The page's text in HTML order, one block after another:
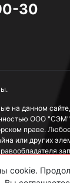
30
на данном
ООО
праве.
или других
на сайте, носит
cookie.